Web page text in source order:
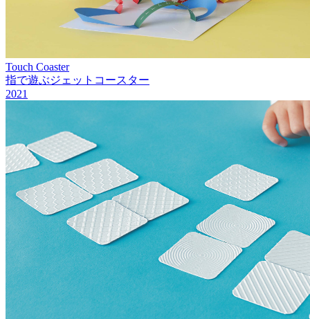
Touch Coaster
指で遊ぶジェットコースター
2021